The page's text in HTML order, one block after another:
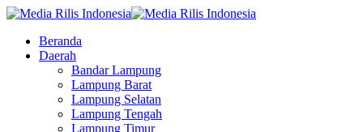
Beranda
Daerah
Bandar Lampung
Lampung Barat
Lampung Selatan
Lampung Tengah
Lampung Timur